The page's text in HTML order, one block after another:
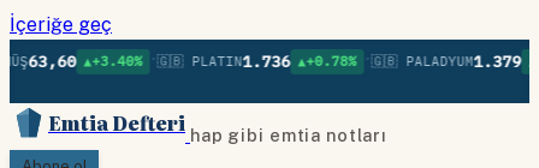
İçeriğe geç
63,60 ▲+3.40% •🇬🇧 PLATIN1.736 ▲+0.78% •🇬🇧 PALADYUM1.379
Emtia Defteri hap gibi emtia notları